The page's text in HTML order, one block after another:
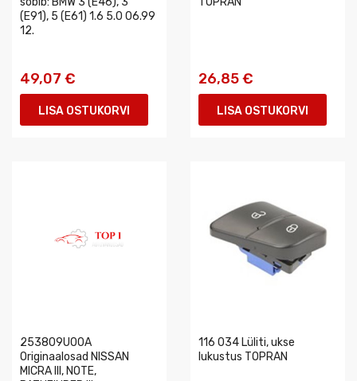
(E91), 5 (E61) 1.6 5.0 06.99
12.
49,07 €
LISA OSTUKORVI
26,85 €
LISA OSTUKORVI
253809U00A
Originaalosad NISSAN
MICRA III, NOTE,
116 034 Lüliti, ukse
lukustus TOPRAN